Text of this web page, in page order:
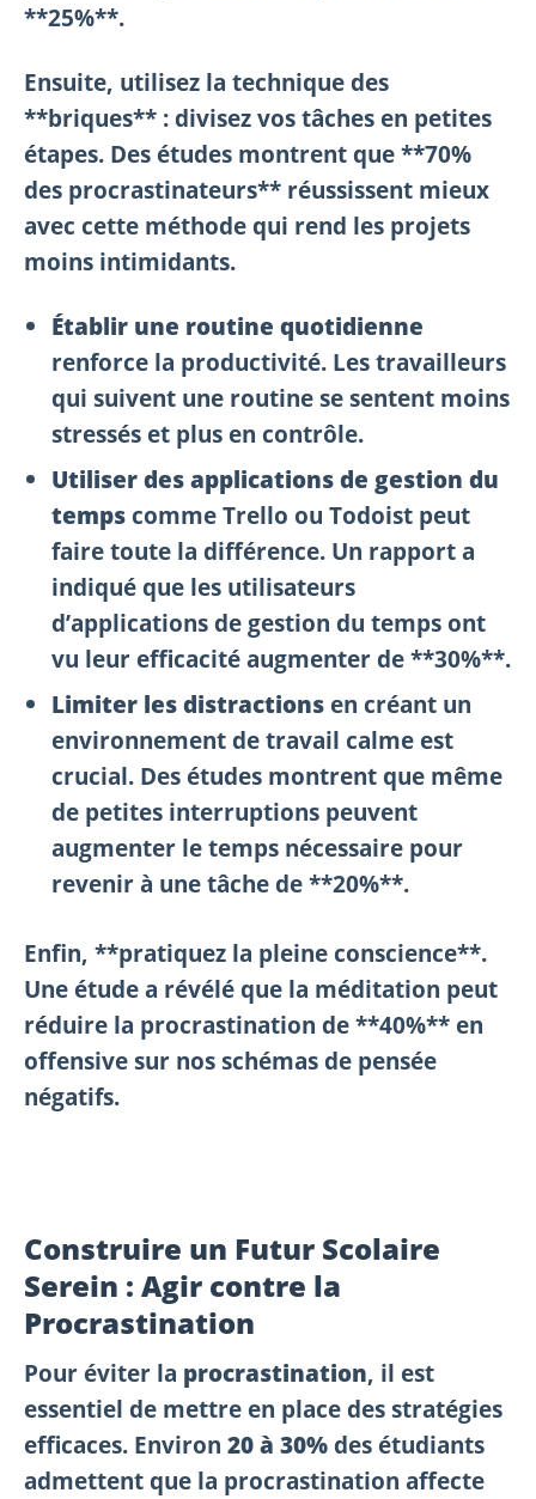
**25%**.
Ensuite, utilisez la technique des
**briques** : divisez vos tâches en petites
étapes. Des études montrent que **70%
des procrastinateurs** réussissent mieux
avec cette méthode qui rend les projets
moins intimidants.
Établir une routine quotidienne
renforce la productivité. Les travailleurs
qui suivent une routine se sentent moins
stressés et plus en contrôle.
Utiliser des applications de gestion du
tempscomme Trello ou Todoist peut
faire toute la différence. Un rapport a
indiqué que les utilisateurs
d’applications de gestion du temps ont
vu leur efficacité augmenter de **30%**.
Limiter les distractionsen créant un
environnement de travail calme est
crucial. Des études montrent que même
de petites interruptions peuvent
augmenter le temps nécessaire pour
revenir à une tâche de **20%**.
Enfin, **pratiquez la pleine conscience**.
Une étude a révélé que la méditation peut
réduire la procrastination de **40%** en
offensive sur nos schémas de pensée
négatifs.
Construire un Futur Scolaire
Serein : Agir contre la
Procrastination
Pour éviter la procrastination, il est
essentiel de mettre en place des stratégies
efficaces. Environ 20 à 30%des étudiants
admettent que la procrastination affecte